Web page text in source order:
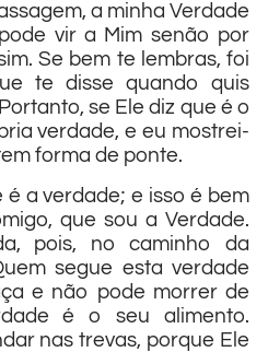
a minha Verdade
vir a Mim senão por
Se bem te lembras, foi
te disse quando quis
se Ele diz que é o
verdade, e eu mostrei-
forma de ponte.
é a verdade; e isso é bem
que sou a Verdade.
pois, no caminho da
segue esta verdade
e não pode morrer de
é o seu alimento.
nas trevas, porque Ele